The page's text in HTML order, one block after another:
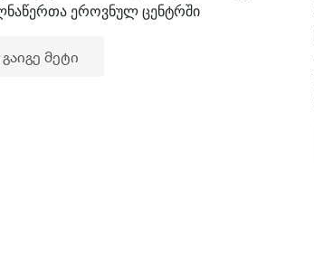
ეროვნულ ცენტრში
გაიგე მეტი